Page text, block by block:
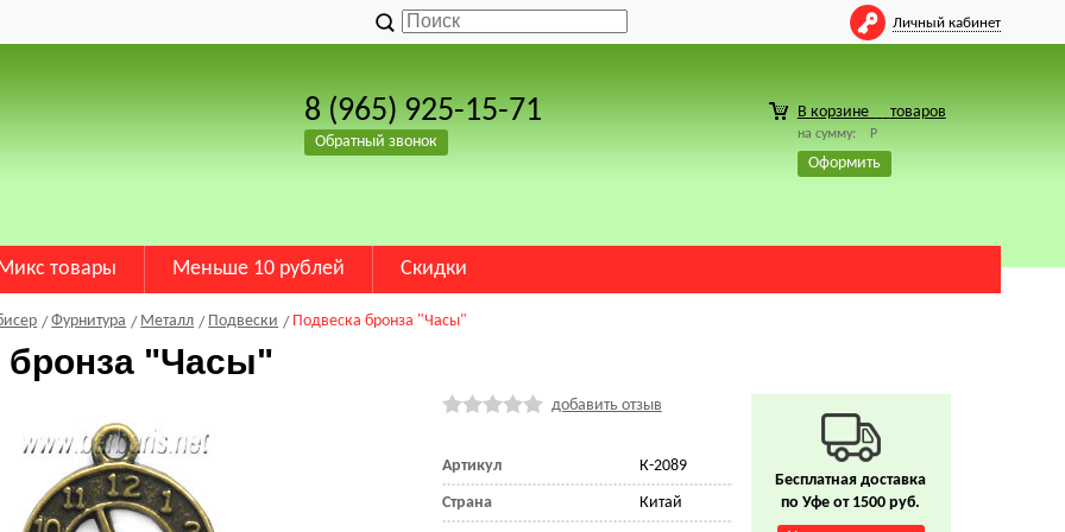
Личный кабинет
8 (965) 925-15-71
Обратный звонок
В корзине товаров
на сумму: Р
Оформить
товары Меньше 10 рублей Скидки
Фурнитура Металл Подвески Подвеска бронза "Часы"
бронза "Часы"
добавить отзыв
Артикул К-2089
Страна Китай
Бесплатная доставка
по Уфе от 1500 руб.